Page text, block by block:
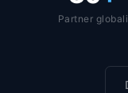
Partner globali